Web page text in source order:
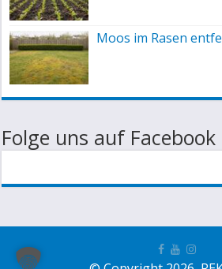
Moos im Rasen
Folge uns auf Facebook